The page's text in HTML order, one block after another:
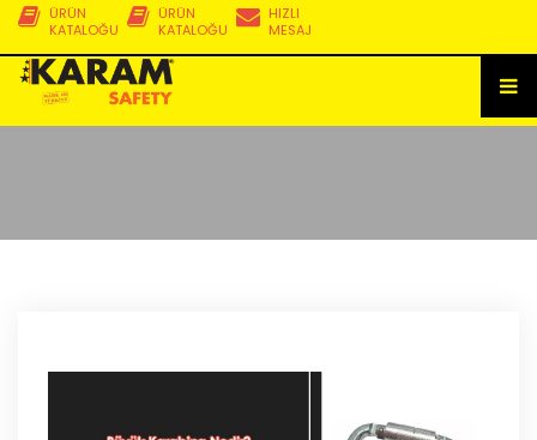
HIZLI
MESAJ
ÜRÜN
KATALOĞU
ÜRÜN
KATALOĞU